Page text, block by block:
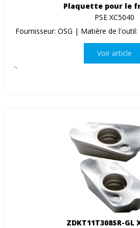
Plaquette pour le
PSE XC5040
Fournisseur: OSG | Matière de
Voir article
ZDKT11T308SR-GL